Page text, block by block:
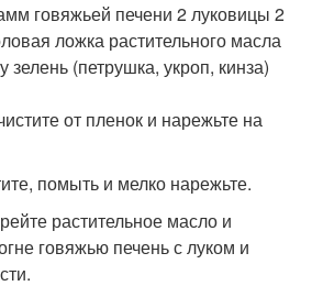
говяжьей печени 2 луковицы 2
ложка растительного масла
зелень (петрушка, укроп, кинза)
от пленок и нарежьте на
помыть и мелко нарежьте.
растительное масло и
говяжью печень с луком и